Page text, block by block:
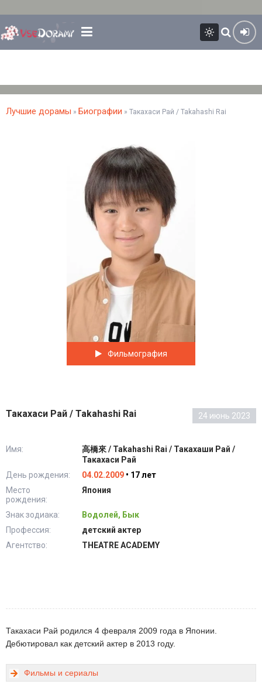
Лучшие дорамы » Биографии » Такахаси Рай / Takahashi Rai
Фильмография
Такахаси Рай / Takahashi Rai 24 июнь 2023
Имя:
高橋來 / Takahashi Rai / Такахаши Рай /
Такахаси Рай
День рождения:
04.02.2009 • 17 лет
Место
рождения:
Япония
Знак зодиака:
Водолей, Бык
Профессия:
детский актер
Агентство:
THEATRE ACADEMY
Такахаси Рай родился 4 февраля 2009 года в Японии.
Дебютировал как детский актер в 2013 году.
Фильмы и сериалы